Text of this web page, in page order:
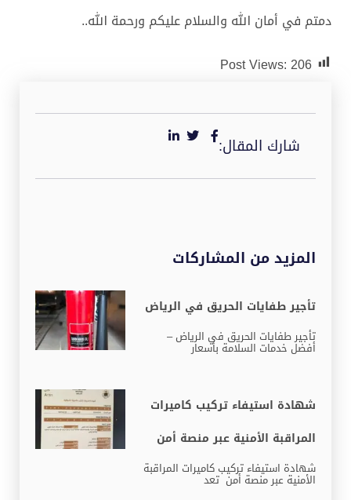
دمتم في أمان الله والسلام عليكم ورحمة الله..
Post Views:206
شارك المقال:
المزيد من المشاركات
تأجير طفايات الحريق في الرياض
تأجير طفايات الحريق في الرياض –
أفضل خدمات السلامة بأسعار
شهادة استيفاء تركيب كاميرات
المراقبة الأمنية عبر منصة أمن
شهادة استيفاء تركيب كاميرات المراقبة
الأمنية عبر منصة أمن تعد